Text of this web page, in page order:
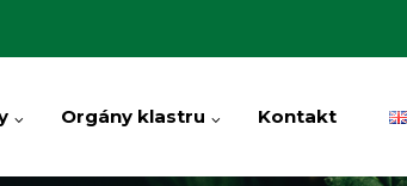
Orgány klastru Kontakt